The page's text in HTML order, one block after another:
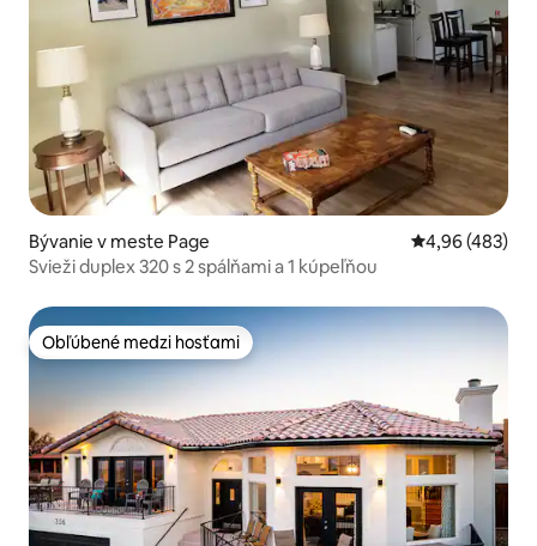
Bývanie v meste Page Priemerné
4,96 (483)
Svieži duplex 320 s 2 spálňami a 1 kúpeľňou
Obľúbené medzi hosťami
Obľúbené medzi hosťami